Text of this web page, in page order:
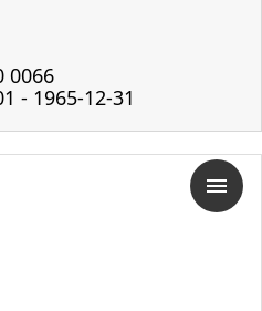
0066
- 1965-12-31